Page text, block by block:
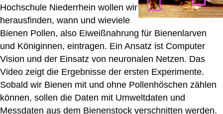
Hochschule Niederrhein wollen wir
herausfinden, wann und wieviele
Bienen Pollen, also Eiweißnahrung für Bienenlarven
und Königinnen, eintragen. Ein Ansatz ist Computer
Vision und der Einsatz von neuronalen Netzen. Das
Video zeigt die Ergebnisse der ersten Experimente.
Sobald wir Bienen mit und ohne Pollenhöschen zählen
können, sollen die Daten mit Umweltdaten und
Messdaten aus dem Bienenstock verschnitten werden.